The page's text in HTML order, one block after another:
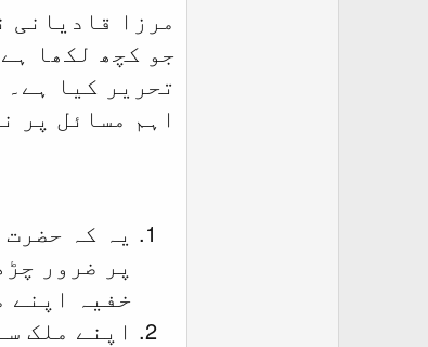
مرزا قادیانی
جو کچھ لکھا
تحریر کیا
اہم مسائل پر
یہ کہ
پر ضرور
خفیہ اپنے
اپنے ملک